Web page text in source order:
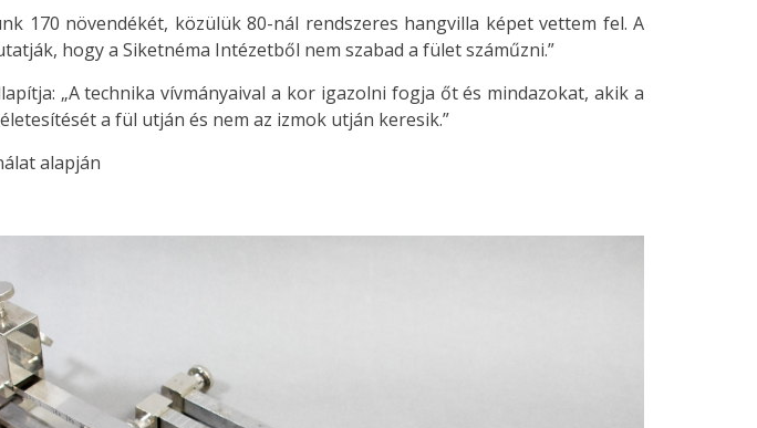
170 növendékét, közülük 80-nál rendszeres hangvilla képet vettem fel. A
hogy a Siketnéma Intézetből nem szabad a fület száműzni.”
„A technika vívmányaival a kor igazolni fogja őt és mindazokat, akik a
a fül utján és nem az izmok utján keresik.”
alapján